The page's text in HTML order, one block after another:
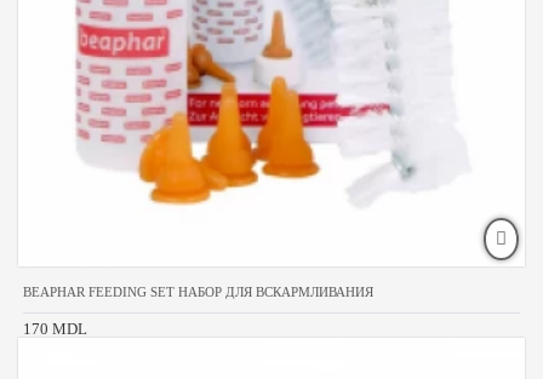
BEAPHAR FEEDING SET НАБОР ДЛЯ ВСКАРМЛИВАНИЯ
170 MDL